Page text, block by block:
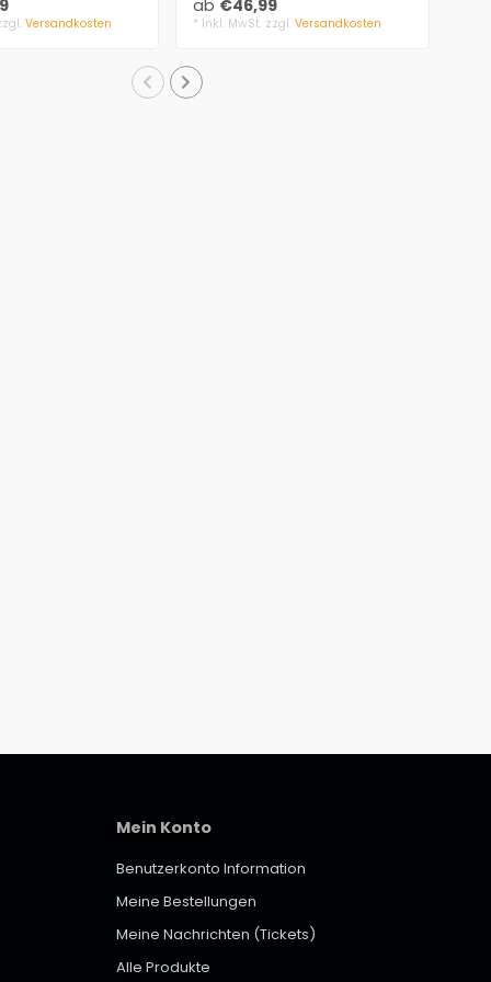
Versandkosten
ab €46,99
* Inkl. MwSt. zzgl. Versandkosten
Mein Konto
Benutzerkonto Information
Meine Bestellungen
Meine Nachrichten (Tickets)
Alle Produkte